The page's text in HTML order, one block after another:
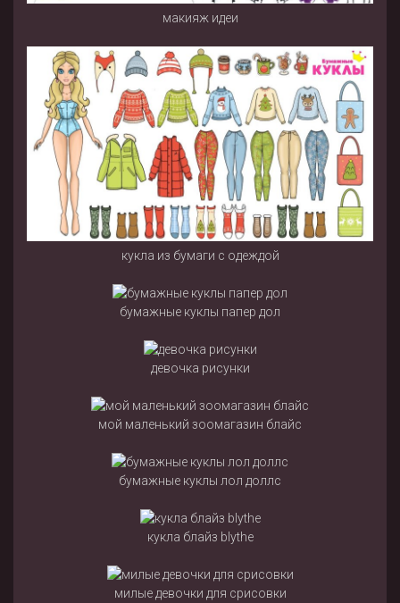
макияж идеи
кукла из бумаги с одеждой
бумажные куклы папер дол
девочка рисунки
мой маленький зоомагазин блайс
бумажные куклы лол доллс
кукла блайз blythe
милые девочки для срисовки